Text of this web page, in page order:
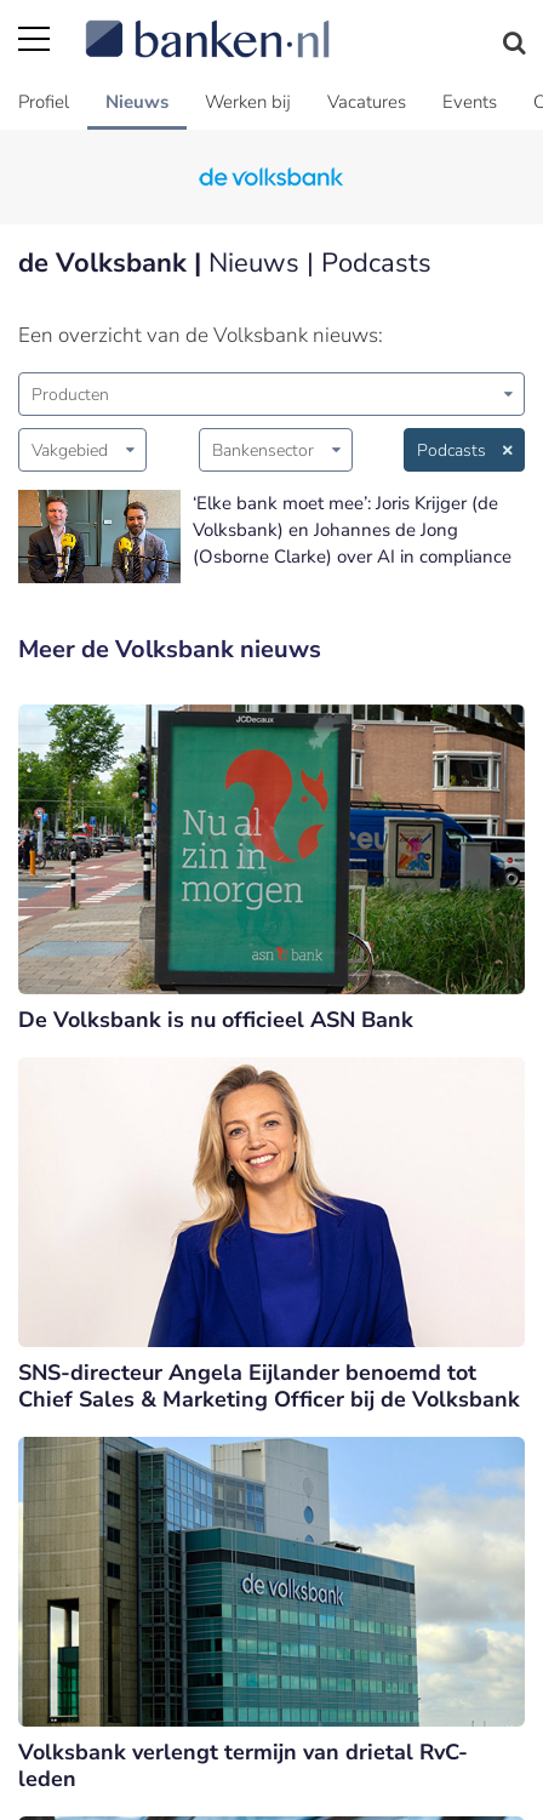
Profiel Nieuws Werken bij Vacatures Events
de Volksbank | Nieuws | Podcasts
Een overzicht van de Volksbank nieuws:
Producten
Vakgebied Bankensector Podcasts
‘Elke bank moet mee’: Joris Krijger (de
Volksbank) en Johannes de Jong
(Osborne Clarke) over AI in compliance
Meer de Volksbank nieuws
De Volksbank is nu officieel ASN Bank
SNS-directeur Angela Eijlander benoemd tot
Chief Sales & Marketing Officer bij de Volksbank
Volksbank verlengt termijn van drietal RvC-
leden